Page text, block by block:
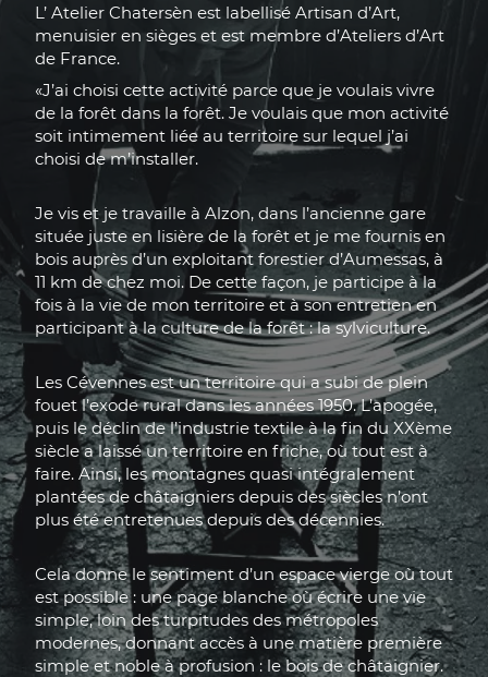
L’ Atelier Chatersèn est labellisé Artisan d’Art,
menuisier en sièges et est membre d’Ateliers d’Art
de France.
«J’ai choisi cette activité parce que je voulais vivre
de la forêt dans la forêt. Je voulais que mon activité
soit intimement liée au territoire sur lequel j’ai
choisi de m’installer.
Je vis et je travaille à Alzon, dans l’ancienne gare
située juste en lisière de la forêt et je me fournis en
bois auprès d’un exploitant forestier d’Aumessas, à
11 km de chez moi. De cette façon, je participe à la
fois à la vie de mon territoire et à son entretien en
participant à la culture de la forêt : la sylviculture.
Les Cévennes est un territoire qui a subi de plein
fouet l’exode rural dans les années 1950. L’apogée,
puis le déclin de l’industrie textile à la fin du XXème
siècle a laissé un territoire en friche, où tout est à
faire. Ainsi, les montagnes quasi intégralement
plantées de châtaigniers depuis des siècles n’ont
plus été entretenues depuis des décennies.
Cela donne le sentiment d’un espace vierge où tout
est possible : une page blanche où écrire une vie
simple, loin des turpitudes des métropoles
modernes, donnant accès à une matière première
simple et noble à profusion : le bois de châtaignier.